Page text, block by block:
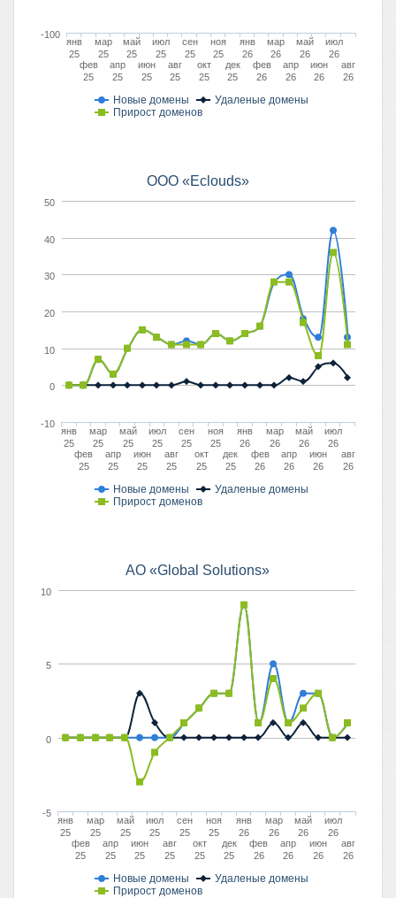
Новые домены
Удаленые домены
Прирост доменов
янв
25
фев
25
мар
25
апр
25
май
25
июн
25
июл
25
авг
25
сен
25
окт
25
ноя
25
дек
25
янв
26
фев
26
мар
26
апр
26
май
26
июн
26
июл
26
авг
26
-100
ООО «Eclouds»
Новые домены
Удаленые домены
Прирост доменов
янв
25
фев
25
мар
25
апр
25
май
25
июн
25
июл
25
авг
25
сен
25
окт
25
ноя
25
дек
25
янв
26
фев
26
мар
26
апр
26
май
26
июн
26
июл
26
авг
26
-10
0
10
20
30
40
50
АО «Global Solutions»
Новые домены
Удаленые домены
Прирост доменов
янв
25
фев
25
мар
25
апр
25
май
25
июн
25
июл
25
авг
25
сен
25
окт
25
ноя
25
дек
25
янв
26
фев
26
мар
26
апр
26
май
26
июн
26
июл
26
авг
26
-5
0
5
10